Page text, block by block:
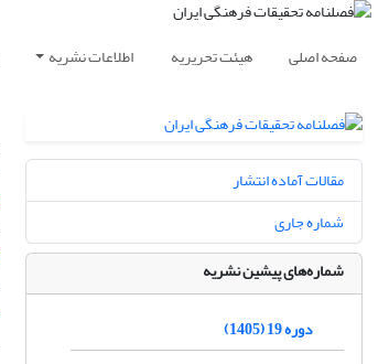
صفحه اصلی هیئت تحریریه اطلاعات نشریه
مقالات آماده انتشار
شماره جاری
شماره‌های پیشین نشریه
دوره 19 (1405)